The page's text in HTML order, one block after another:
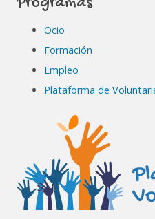
Ocio
Formación
Empleo
Plataforma de